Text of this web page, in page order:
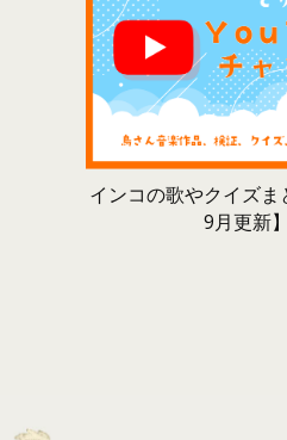
インコの歌やクイズ
9月更新】